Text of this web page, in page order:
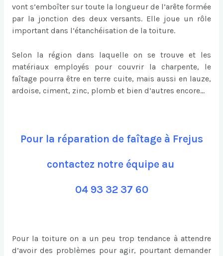
vont s’emboîter sur toute la longueur de l’arête formée
par la jonction des deux versants. Elle joue un rôle
important dans l’étanchéisation de la toiture.
Selon la région dans laquelle on se trouve et les
matériaux employés pour couvrir la charpente, le
faîtage pourra être en terre cuite, mais aussi en lauze,
ardoise, ciment, zinc, plomb et bien d’autres encore…
Pour la réparation de faîtage à Frejus
contactez notre équipe au
04 93 32 37 60
Pour la toiture on a un peu trop tendance à attendre
d’avoir des problèmes pour agir, pourtant demander